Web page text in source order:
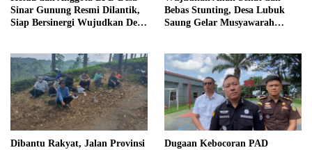
Sinar Gunung Resmi Dilantik,
Siap Bersinergi Wujudkan Desa
Bebas Stunting, Desa Lubuk
Saung Gelar Musyawarah
Dibantu Rakyat, Jalan Provinsi
Dugaan Kebocoran PAD